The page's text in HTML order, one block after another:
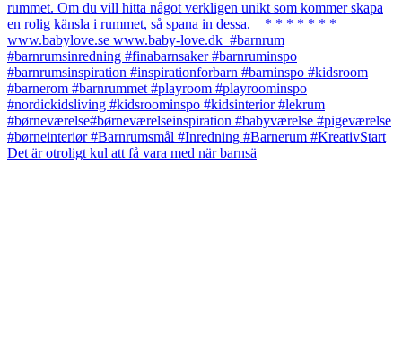
Det är otroligt kul att få vara med när barnsä